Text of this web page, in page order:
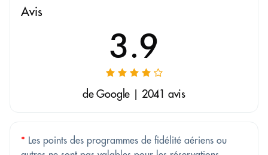
Avis
3.9
de Google | 2041 avis
* Les points des programmes de fidélité aériens ou